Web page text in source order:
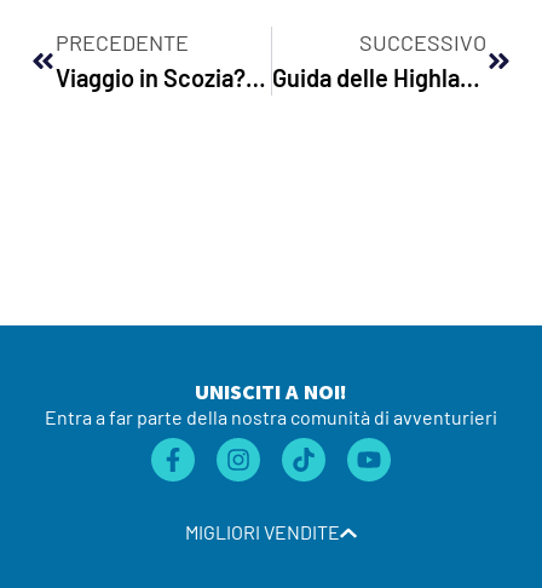
PRECEDENTE
Viaggio in Scozia? Segreti per scegliere tra noleggio auto o tour in autobus
SUCCESSIVO
Guida delle Highlands – Luoghi da non perdere delle Highlands
UNISCITI A NOI!
Entra a far parte della nostra comunità di avventurieri
MIGLIORI VENDITE